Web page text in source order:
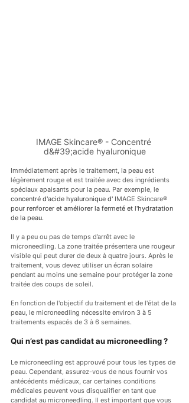
IMAGE Skincare® - Concentré
d&#39;acide hyaluronique
Immédiatement après le traitement, la peau est
légèrement rouge et est traitée avec des ingrédients
spéciaux apaisants pour la peau. Par exemple, le
concentré d'acide hyaluronique d' IMAGE Skincare®
pour renforcer et améliorer la fermeté et l'hydratation
de la peau.
Il y a peu ou pas de temps d’arrêt avec le
microneedling. La zone traitée présentera une rougeur
visible qui peut durer de deux à quatre jours. Après le
traitement, vous devez utiliser un écran solaire
pendant au moins une semaine pour protéger la zone
traitée des coups de soleil.
En fonction de l'objectif du traitement et de l'état de la
peau, le microneedling nécessite environ 3 à 5
traitements espacés de 3 à 6 semaines.
Qui n’est pas candidat au microneedling ?
Le microneedling est approuvé pour tous les types de
peau. Cependant, assurez-vous de nous fournir vos
antécédents médicaux, car certaines conditions
médicales peuvent vous disqualifier en tant que
candidat au microneedling. Il est important que vous